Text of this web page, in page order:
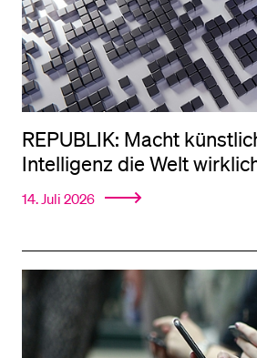
REPUBLIK: Macht
Intelligenz die Welt
14. Juli 2026